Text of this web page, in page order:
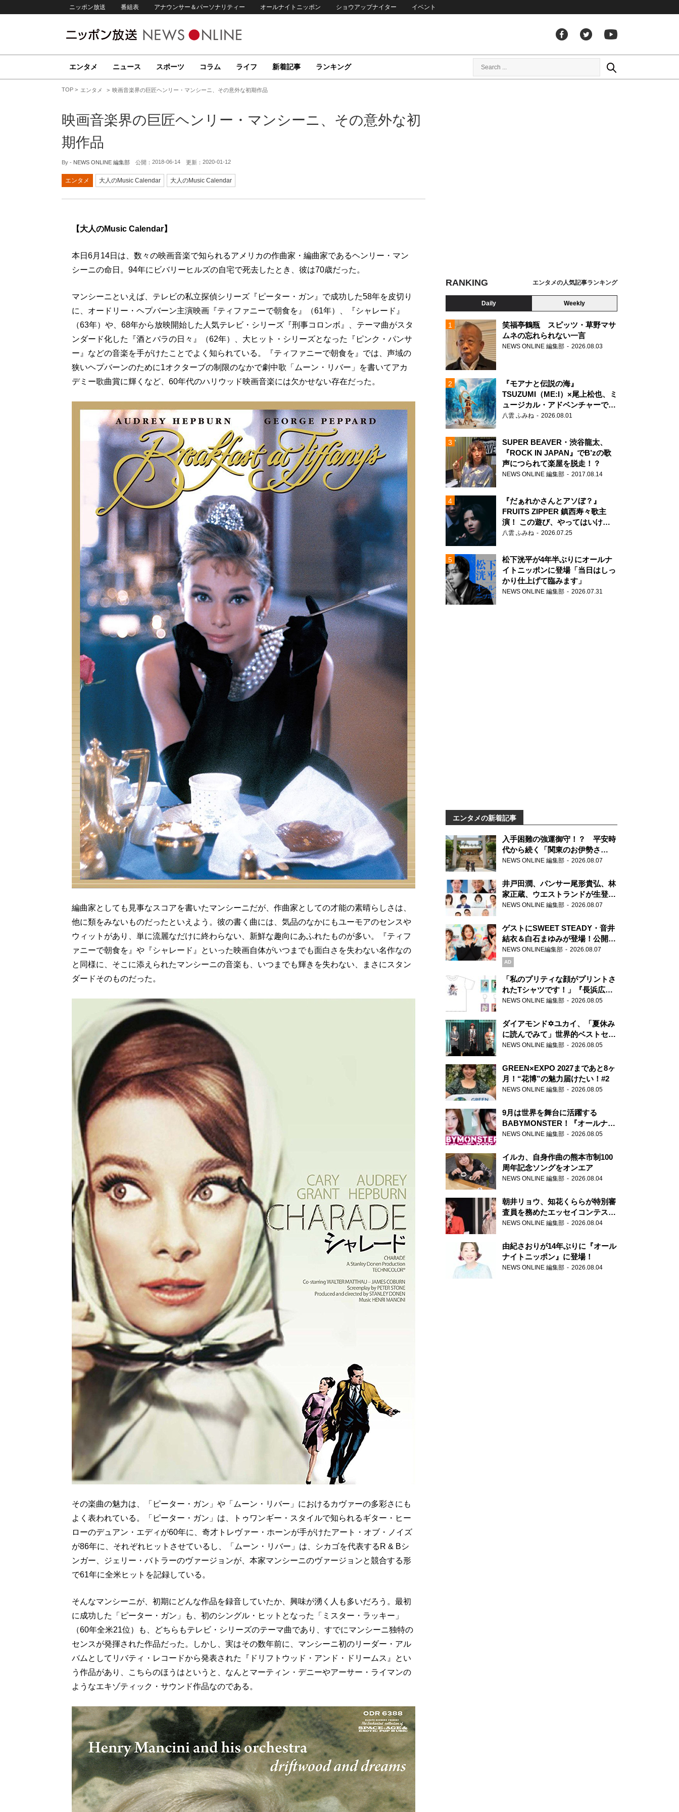
ニッポン放送 番組表 アナウンサー＆パーソナリティー オールナイトニッポン ショウアップナイター イベント
エンタメ ニュース スポーツ コラム ライフ 新着記事 ランキング
TOP エンタメ 映画音楽界の巨匠ヘンリー・マンシーニ、その意外な初期作品
映画音楽界の巨匠ヘンリー・マンシーニ、その意外な初
期作品
By - NEWS ONLINE 編集部 公開： 2018-06-14 更新： 2020-01-12
エンタメ 大人のMusic Calendar 大人のMusic Calendar
【大人のMusic Calendar】
本日6月14日は、数々の映画音楽で知られるアメリカの作曲家・編曲家であるヘンリー・マン
シーニの命日。94年にビバリーヒルズの自宅で死去したとき、彼は70歳だった。
マンシーニといえば、テレビの私立探偵シリーズ『ピーター・ガン』で成功した58年を皮切り
に、オードリー・ヘプバーン主演映画『ティファニーで朝食を』（61年）、『シャレード』
（63年）や、68年から放映開始した人気テレビ・シリーズ『刑事コロンボ』、テーマ曲がスタ
ンダード化した『酒とバラの日々』（62年）、大ヒット・シリーズとなった『ピンク・パンサ
ー』などの音楽を手がけたことでよく知られている。『ティファニーで朝食を』では、声域の
狭いヘプバーンのために1オクターブの制限のなかで劇中歌「ムーン・リバー」を書いてアカ
デミー歌曲賞に輝くなど、60年代のハリウッド映画音楽には欠かせない存在だった。
編曲家としても見事なスコアを書いたマンシーニだが、作曲家としての才能の素晴らしさは、
他に類をみないものだったといえよう。彼の書く曲には、気品のなかにもユーモアのセンスや
ウィットがあり、単に流麗なだけに終わらない、新鮮な趣向にあふれたものが多い。『ティフ
ァニーで朝食を』や『シャレード』といった映画自体がいつまでも面白さを失わない名作なの
と同様に、そこに添えられたマンシーニの音楽も、いつまでも輝きを失わない、まさにスタン
ダードそのものだった。
その楽曲の魅力は、「ピーター・ガン」や「ムーン・リバー」におけるカヴァーの多彩さにも
よく表われている。「ピーター・ガン」は、トゥワンギー・スタイルで知られるギター・ヒー
ローのデュアン・エディが60年に、奇才トレヴァー・ホーンが手がけたアート・オブ・ノイズ
が86年に、それぞれヒットさせているし、「ムーン・リバー」は、シカゴを代表するR & Bシ
ンガー、ジェリー・バトラーのヴァージョンが、本家マンシーニのヴァージョンと競合する形
で61年に全米ヒットを記録している。
そんなマンシーニが、初期にどんな作品を録音していたか、興味が湧く人も多いだろう。最初
に成功した「ピーター・ガン」も、初のシングル・ヒットとなった「ミスター・ラッキー」
（60年全米21位）も、どちらもテレビ・シリーズのテーマ曲であり、すでにマンシーニ独特の
センスが発揮された作品だった。しかし、実はその数年前に、マンシーニ初のリーダー・アル
バムとしてリバティ・レコードから発表された『ドリフトウッド・アンド・ドリームス』とい
う作品があり、こちらのほうはというと、なんとマーティン・デニーやアーサー・ライマンの
ようなエキゾティック・サウンド作品なのである。
RANKING エンタメの人気記事ランキング
Daily Weekly
笑福亭鶴瓶 スピッツ・草野マサ
ムネの忘れられない一言
NEWS ONLINE 編集部 2026.08.03
『モアナと伝説の海』
TSUZUMI（ME:I）×尾上松也、ミ
ュージカル・アドベンチャーで美
声を響かせる
八雲 ふみね 2026.08.01
SUPER BEAVER・渋谷龍太、
『ROCK IN JAPAN』でB’zの歌
声につられて楽屋を脱走！？
NEWS ONLINE 編集部 2017.08.14
『だぁれかさんとアソぼ？』
FRUITS ZIPPER 鎮西寿々歌主
演！ この遊び、やってはいけま
せん。
八雲 ふみね 2026.07.25
松下洸平が4年半ぶりにオールナ
イトニッポンに登場「当日はしっ
かり仕上げて臨みます」
NEWS ONLINE 編集部 2026.07.31
エンタメの新着記事
入手困難の強運御守！？ 平安時
代から続く「関東のお伊勢さ
ま」、芝大神宮にてランパンプス
NEWS ONLINE 編集部 2026.08.07
井戸田潤、パンサー尾形貴弘、林
家正蔵、ウエストランドが生登
場！『ラジオビバリー昼ズ』
NEWS ONLINE 編集部 2026.08.07
ゲストにSWEET STEADY・音井
結衣＆白石まゆみが登場！公開収
録で素顔全開！
NEWS ONLINE編集部 2026.08.07
AD
「私のプリティな顔がプリントさ
れたTシャツです！」『長浜広奈
天下無双』初の番組グッズ発売
NEWS ONLINE 編集部 2026.08.05
ダイアモンド✡ユカイ、「夏休み
に読んでみて」世界的ベストセラ
ー『アナスタシア』を紹介
NEWS ONLINE 編集部 2026.08.05
GREEN×EXPO 2027まであと8ヶ
月！“花博”の魅力届けたい！#2
NEWS ONLINE 編集部 2026.08.05
9月は世界を舞台に活躍する
BABYMONSTER！『オールナイ
トニッポンPODCAST』月替わり
NEWS ONLINE 編集部 2026.08.05
イルカ、自身作曲の熊本市制100
周年記念ソングをオンエア
NEWS ONLINE 編集部 2026.08.04
朝井リョウ、知花くららが特別審
査員を務めたエッセイコンテスト
の特別番組「#いまあなたに伝え
NEWS ONLINE 編集部 2026.08.04
由紀さおりが14年ぶりに『オール
ナイトニッポン』に登場！
NEWS ONLINE 編集部 2026.08.04